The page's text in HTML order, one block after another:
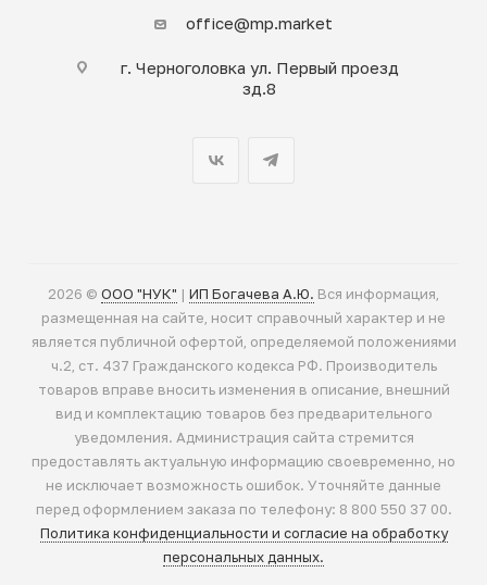
office@mp.market
г. Черноголовка ул. Первый проезд
зд.8
2026 © ООО "НУК" | ИП Богачева А.Ю. Вся информация,
размещенная на сайте, носит справочный характер и не
является публичной офертой, определяемой положениями
ч.2, ст. 437 Гражданского кодекса РФ. Производитель
товаров вправе вносить изменения в описание, внешний
вид и комплектацию товаров без предварительного
уведомления. Администрация сайта стремится
предоставлять актуальную информацию своевременно, но
не исключает возможность ошибок. Уточняйте данные
перед оформлением заказа по телефону: 8 800 550 37 00.
Политика конфиденциальности и согласие на обработку
персональных данных.